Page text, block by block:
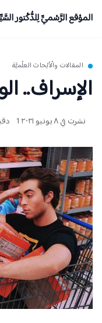
الموْقع الرَّسْميِّ لِلدُّكْتور
المقالات والْأبْحاث العلْميَّة
الإسراف..
نشرت في ٨ يونيو ٢٠٢١ 1 دقيقة قراءة